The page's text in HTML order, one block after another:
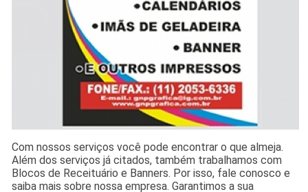
Com nossos serviços você pode encontrar o que almeja.
Além dos serviços já citados, também trabalhamos com
Blocos de Receituário e Banners. Por isso, fale conosco e
saiba mais sobre nossa empresa. Garantimos a sua